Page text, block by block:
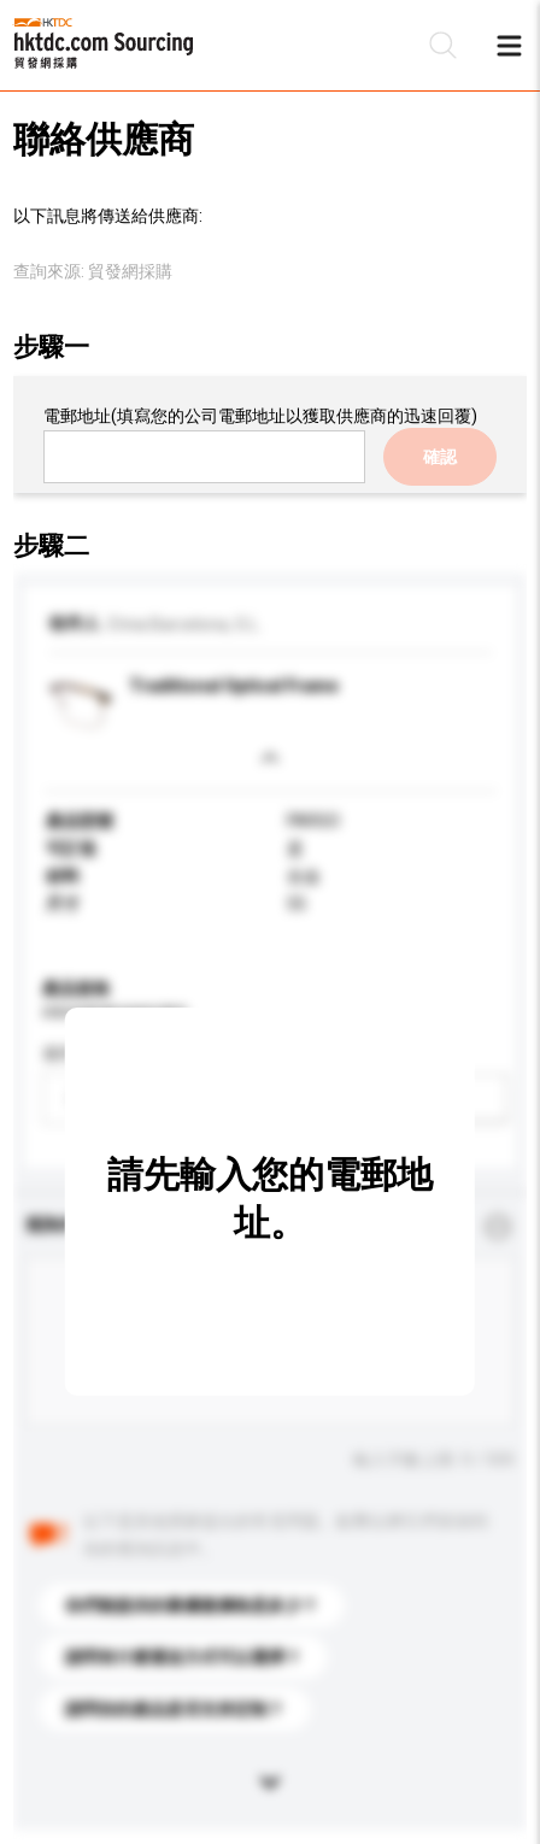
聯絡供應商
以下訊息將傳送給供應商:
查詢來源: 貿發網採購
步驟一
電郵地址(填寫您的公司電郵地址以獲取供應商的迅速回覆)
確認
步驟二
收件人
Traditional Optical Frame
產品型號
FARGO
可訂造
是
材料
合金
產品規格
請提供您對產品的特定要求。
查詢內容
你們能提供的最優惠價格是多少？
請問有什麼運送方式可以選擇？
請問你的產品是否支持定制？
請先輸入您的電郵地
址。